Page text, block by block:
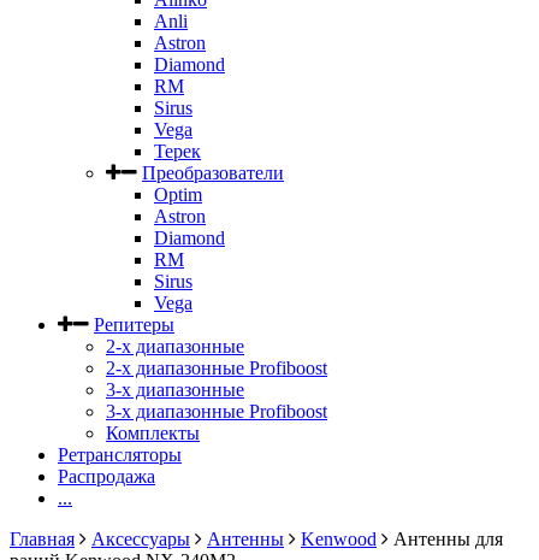
Anli
Astron
Diamond
RM
Sirus
Vega
Терек
Преобразователи
Optim
Astron
Diamond
RM
Sirus
Vega
Репитеры
2-х диапазонные
2-х диапазонные Profiboost
3-х диапазонные
3-х диапазонные Profiboost
Комплекты
Ретрансляторы
Распродажа
...
Главная
Аксессуары Антенны Kenwood
Антенны для